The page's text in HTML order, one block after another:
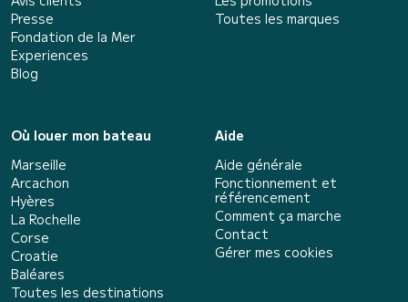
Presse
Fondation de la Mer
Experiences
Blog
Toutes les marques
Où louer mon bateau
Marseille
Arcachon
Hyères
La Rochelle
Corse
Croatie
Baléares
Toutes les destinations
Aide
Aide générale
Fonctionnement et
référencement
Comment ça marche
Contact
Gérer mes cookies